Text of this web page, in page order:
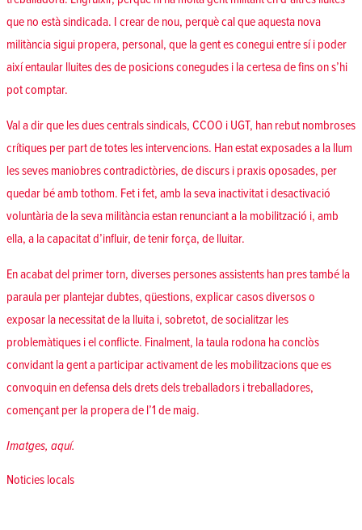
que no està sindicada. I crear de nou, perquè cal que aquesta nova
militància sigui propera, personal, que la gent es conegui entre sí i poder
així entaular lluites des de posicions conegudes i la certesa de fins on s’hi
pot comptar.
Val a dir que les dues centrals sindicals, CCOO i UGT, han rebut nombroses
crítiques per part de totes les intervencions. Han estat exposades a la llum
les seves maniobres contradictòries, de discurs i praxis oposades, per
quedar bé amb tothom. Fet i fet, amb la seva inactivitat i desactivació
voluntària de la seva militància estan renunciant a la mobilització i, amb
ella, a la capacitat d’influir, de tenir força, de lluitar.
En acabat del primer torn, diverses persones assistents han pres també la
paraula per plantejar dubtes, qüestions, explicar casos diversos o
exposar la necessitat de la lluita i, sobretot, de socialitzar les
problemàtiques i el conflicte. Finalment, la taula rodona ha conclòs
convidant la gent a participar activament de les mobilitzacions que es
convoquin en defensa dels drets dels treballadors i treballadores,
començant per la propera de l’1 de maig.
Imatges, aquí.
Posted in
Noticies locals